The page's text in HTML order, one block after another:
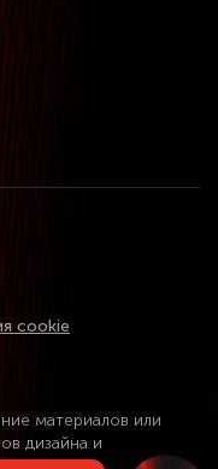
материалов или
дизайна и
cookie